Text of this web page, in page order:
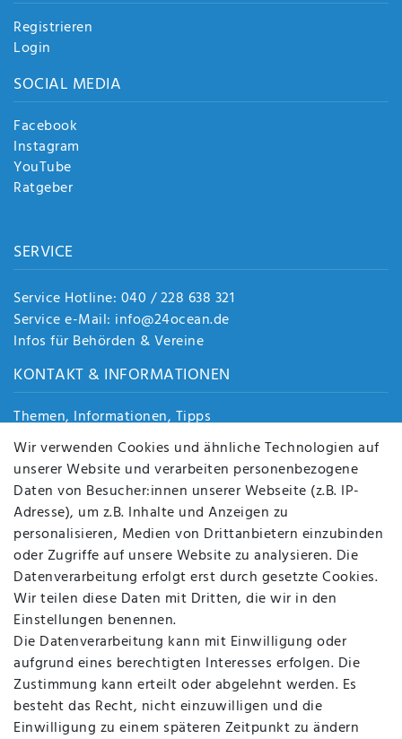
Registrieren
Login
SOCIAL MEDIA
Facebook
Instagram
YouTube
Ratgeber
SERVICE
Service Hotline: 040 / 228 638 321
Service e-Mail: info@24ocean.de
Infos für Behörden & Vereine
KONTAKT & INFORMATIONEN
Themen, Informationen, Tipps
Jobs
Über uns
Kontakt
Datenschutz
AGB
FAQ
Batterieentsorgung
Altölverordnung
Impressum
BEQUEM UND SICHER BEZAHLEN MIT
Wir verwenden Cookies und ähnliche Technologien auf
unserer Website und verarbeiten personenbezogene
Daten von Besucher:innen unserer Webseite (z.B. IP-
Adresse), um z.B. Inhalte und Anzeigen zu
personalisieren, Medien von Drittanbietern einzubinden
oder Zugriffe auf unsere Website zu analysieren. Die
Datenverarbeitung erfolgt erst durch gesetzte Cookies.
Wir teilen diese Daten mit Dritten, die wir in den
Einstellungen benennen.
Die Datenverarbeitung kann mit Einwilligung oder
aufgrund eines berechtigten Interesses erfolgen. Die
Zustimmung kann erteilt oder abgelehnt werden. Es
besteht das Recht, nicht einzuwilligen und die
Einwilligung zu einem späteren Zeitpunkt zu ändern